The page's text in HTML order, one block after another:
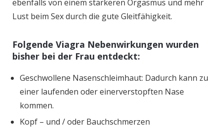
ebenfalls von einem stärkeren Orgasmus und mehr
Lust beim Sex durch die gute Gleitfähigkeit.
Folgende Viagra Nebenwirkungen wurden
bisher bei der Frau entdeckt:
Geschwollene Nasenschleimhaut: Dadurch kann zu
einer laufenden oder einerverstopften Nase
kommen.
Kopf – und / oder Bauchschmerzen